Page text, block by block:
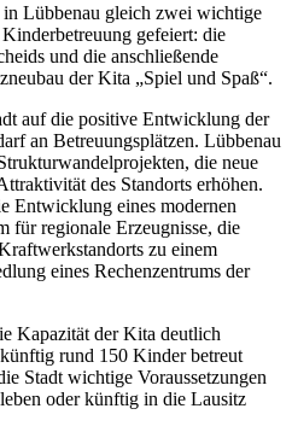
Lübbenau gleich zwei wichtige
gefeiert: die
und die anschließende
der Kita „Spiel und Spaß“.
auf die positive Entwicklung der
an Betreuungsplätzen. Lübbenau
die neue
des Standorts erhöhen.
Entwicklung eines modernen
für regionale Erzeugnisse, die
zu einem
eines Rechenzentrums der
Kapazität der Kita deutlich
rund 150 Kinder betreut
Stadt wichtige Voraussetzungen
oder künftig in die Lausitz